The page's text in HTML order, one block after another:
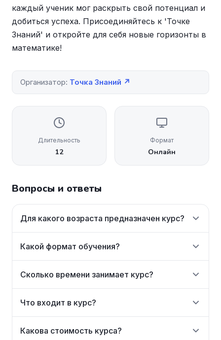
каждый ученик мог раскрыть свой потенциал и
добиться успеха. Присоединяйтесь к 'Точке
Знаний' и откройте для себя новые горизонты в
математике!
Организатор: Точка Знаний ↗
Длительность
12
Формат
Онлайн
Вопросы и ответы
Для какого возраста предназначен курс?
Какой формат обучения?
Сколько времени занимает курс?
Что входит в курс?
Какова стоимость курса?